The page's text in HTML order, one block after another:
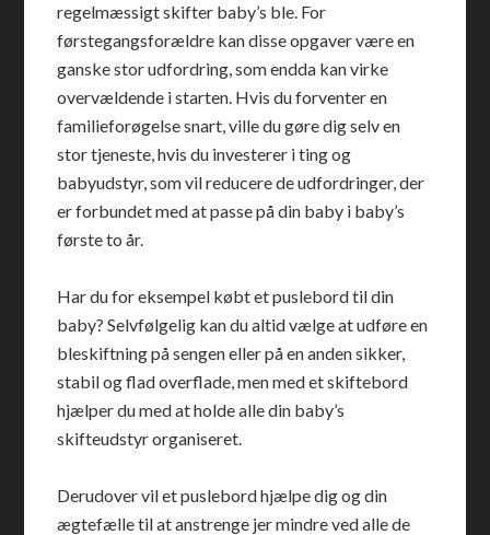
regelmæssigt skifter baby’s ble. For
førstegangsforældre kan disse opgaver være en
ganske stor udfordring, som endda kan virke
overvældende i starten. Hvis du forventer en
familieforøgelse snart, ville du gøre dig selv en
stor tjeneste, hvis du investerer i ting og
babyudstyr, som vil reducere de udfordringer, der
er forbundet med at passe på din baby i baby’s
første to år.
Har du for eksempel købt et puslebord til din
baby? Selvfølgelig kan du altid vælge at udføre en
bleskiftning på sengen eller på en anden sikker,
stabil og flad overflade, men med et skiftebord
hjælper du med at holde alle din baby’s
skifteudstyr organiseret.
Derudover vil et puslebord hjælpe dig og din
ægtefælle til at anstrenge jer mindre ved alle de